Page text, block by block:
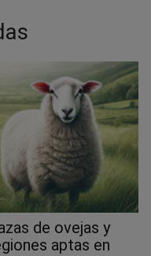
de ovejas y
aptas en